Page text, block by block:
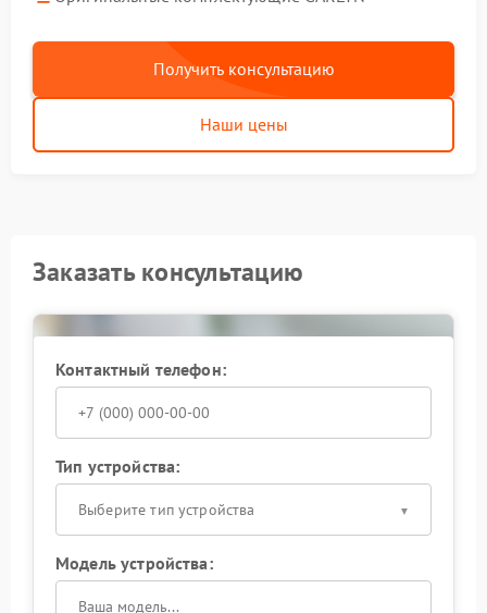
Получить консультацию
Наши цены
Заказать консультацию
Контактный телефон:
Тип устройства:
Выберите тип устройства
Модель устройства: